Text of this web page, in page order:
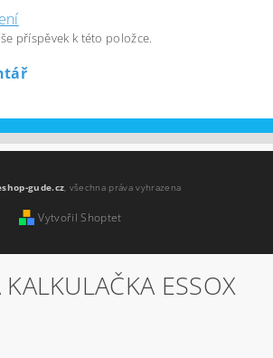
příspěvek k této položce.
gude.cz, všechna práva vyhrazena
Vytvořil Shoptet
ESSOX